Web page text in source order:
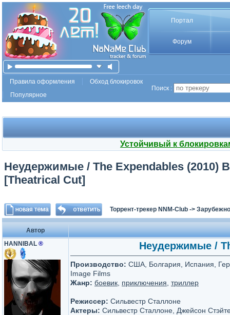
Портал
Форум
Правила оформления
Обход блокировок
Популярное
Поиск :
Устойчивый к
Неудержимые / The Expendables (2010)
[Theatrical Cut]
Торрент-трекер NNM-Club ->
Автор
HANNIBAL ® Неудержимые /
Производство: США, Болгария, Испания,
Image Films
Жанр: боевик приключения триллер
Режиссер: Сильвестр Сталлоне
Актеры: Сильвестр Сталлоне, Джейсон